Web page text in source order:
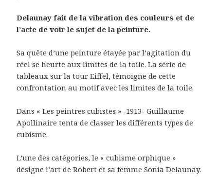
Delaunay fait de la vibration des couleurs et de
l’acte de voir le sujet de la peinture.
Sa quête d’une peinture étayée par l’agitation du
réel se heurte aux limites de la toile. La série de
tableaux sur la tour Eiffel, témoigne de cette
confrontation au motif avec les limites de la toile.
Dans « Les peintres cubistes » -1913- Guillaume
Apollinaire tenta de classer les différents types de
cubisme.
L’une des catégories, le « cubisme orphique »
désigne l’art de Robert et sa femme Sonia Delaunay.